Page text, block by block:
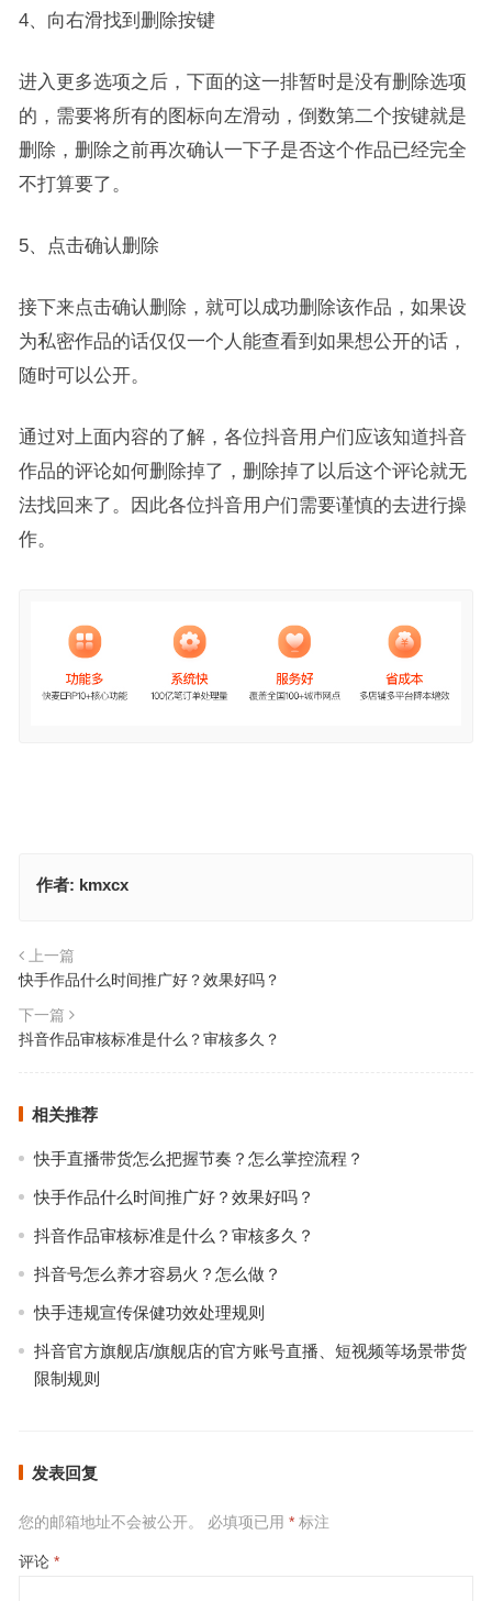
4、向右滑找到删除按键
进入更多选项之后，下面的这一排暂时是没有删除选项
的，需要将所有的图标向左滑动，倒数第二个按键就是
删除，删除之前再次确认一下子是否这个作品已经完全
不打算要了。
5、点击确认删除
接下来点击确认删除，就可以成功删除该作品，如果设
为私密作品的话仅仅一个人能查看到如果想公开的话，
随时可以公开。
通过对上面内容的了解，各位抖音用户们应该知道抖音
作品的评论如何删除掉了，删除掉了以后这个评论就无
法找回来了。因此各位抖音用户们需要谨慎的去进行操
作。
作者: kmxcx
上一篇
快手作品什么时间推广好？效果好吗？
下一篇
抖音作品审核标准是什么？审核多久？
相关推荐
快手直播带货怎么把握节奏？怎么掌控流程？
快手作品什么时间推广好？效果好吗？
抖音作品审核标准是什么？审核多久？
抖音号怎么养才容易火？怎么做？
快手违规宣传保健功效处理规则
抖音官方旗舰店/旗舰店的官方账号直播、短视频等场景带货
限制规则
发表回复
您的邮箱地址不会被公开。 必填项已用 *标注
评论 *